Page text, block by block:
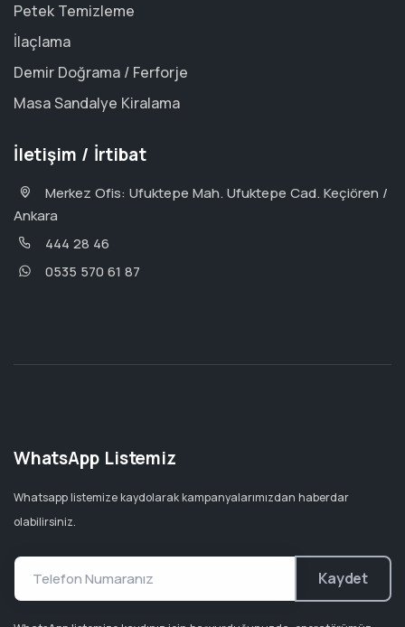
Petek Temizleme
İlaçlama
Demir Doğrama / Ferforje
Masa Sandalye Kiralama
İletişim / İrtibat
Merkez Ofis: Ufuktepe Mah. Ufuktepe Cad. Keçiören /
Ankara
444 28 46
0535 570 61 87
WhatsApp Listemiz
Whatsapp listemize kaydolarak kampanyalarımızdan haberdar
olabilirsiniz.
Kaydet